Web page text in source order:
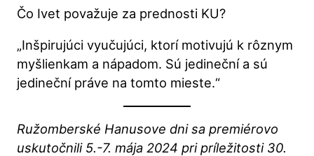
Čo Ivet považuje za prednosti KU?
„Inšpirujúci vyučujúci, ktorí motivujú k rôznym
myšlienkam a nápadom. Sú jedineční a sú
jedineční práve na tomto mieste.“
Ružomberské Hanusove dni sa premiérovo
uskutočnili 5.-7. mája 2024 pri príležitosti 30.